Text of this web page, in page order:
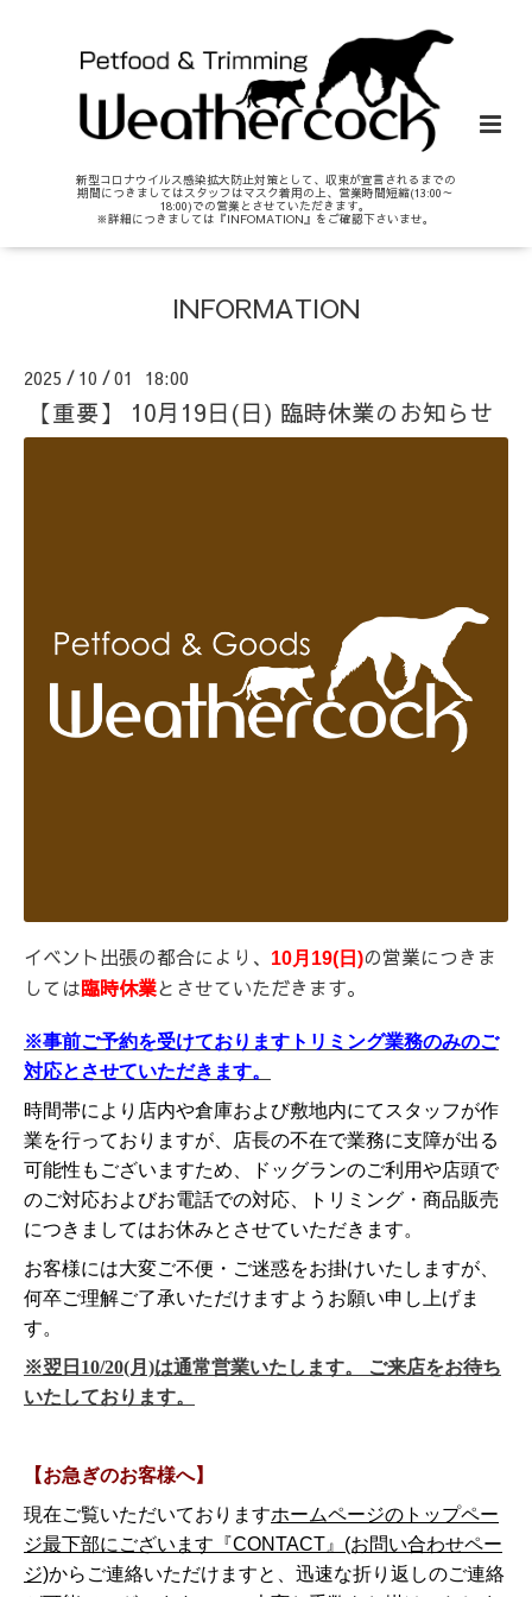
新型コロナウイルス感染拡大防止対策として、収束が宣言されるまでの
期間につきましてはスタッフはマスク着用の上、営業時間短縮(13:00～
18:00)での営業とさせていただきます。
※詳細につきましては『INFOMATION』をご確認下さいませ。
INFORMATION
2025 / 10 /01 18:00
【重要】 10月19日(日) 臨時休業のお知らせ
イベント出張の都合により、 10月19(日)の営業につきま
しては臨時休業とさせていただきます。
※事前ご予約を受けておりますトリミング業務のみのご
対応とさせていただきます。
時間帯により店内や倉庫および敷地内にてスタッフが作
業を行っておりますが、店長の不在で業務に支障が出る
可能性もございますため、ドッグランのご利用や店頭で
のご対応およびお電話での対応、トリミング・商品販売
につきましてはお休みとさせていただきます。
お客様には大変ご不便・ご迷惑をお掛けいたしますが、
何卒ご理解ご了承いただけますようお願い申し上げま
す。
※翌日10/20(月)は通常営業いたします。 ご来店をお待ち
いたしております。
【お急ぎのお客様へ】
現在ご覧いただいておりますホームページのトップペー
ジ最下部にございます『CONTACT』(お問い合わせペー
ジ)からご連絡いただけますと、迅速な折り返しのご連絡